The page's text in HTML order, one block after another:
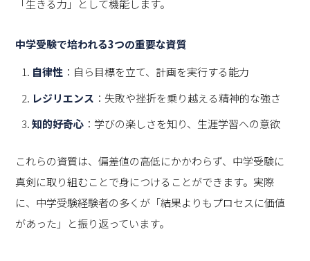
「生きる力」として機能します。
中学受験で培われる3つの重要な資質
自律性 ：自ら目標を立て、計画を実行する能力
レジリエンス ：失敗や挫折を乗り越える精神的な強さ
知的好奇心 ：学びの楽しさを知り、生涯学習への意欲
これらの資質は、偏差値の高低にかかわらず、中学受験に
真剣に取り組むことで身につけることができます。実際
に、中学受験経験者の多くが「結果よりもプロセスに価値
があった」と振り返っています。